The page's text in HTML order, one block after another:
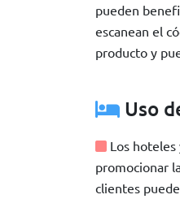
pueden
escanean el
producto y
Uso
Los
promocionar
clientes